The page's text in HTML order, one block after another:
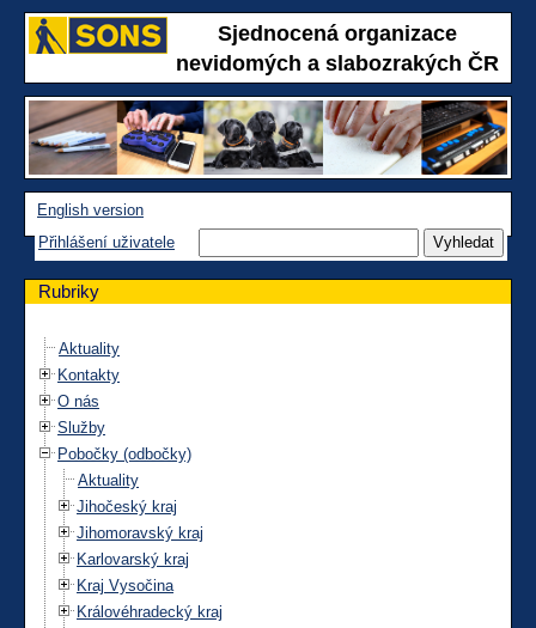
Sjednocená organizace
nevidomých a slabozrakých ČR
English version
Přihlášení uživatele
Rubriky
Aktuality
Kontakty
O nás
Služby
Pobočky (odbočky)
Aktuality
Jihočeský kraj
Jihomoravský kraj
Karlovarský kraj
Kraj Vysočina
Královéhradecký kraj